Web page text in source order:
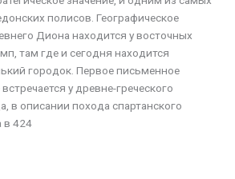
полисов. Географическое
Диона находится у восточных
там где и сегодня находится
городок. Первое письменное
у древне-греческого
в описании похода спартанского
в 424